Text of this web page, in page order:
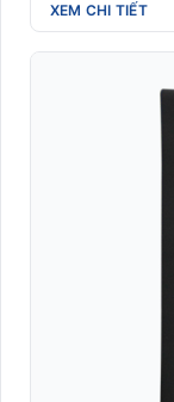
XEM CHI TIẾT